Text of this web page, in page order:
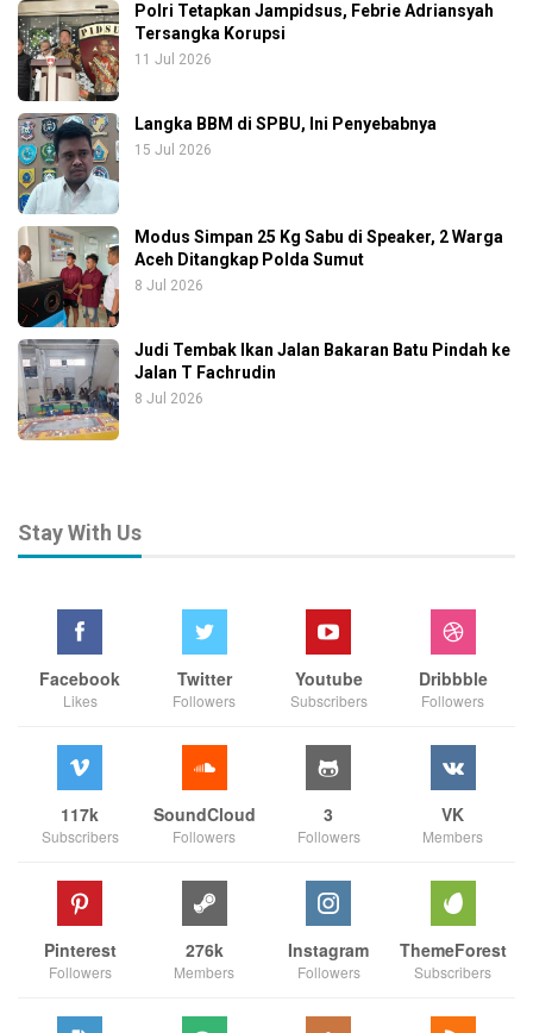
Polri Tetapkan Jampidsus, Febrie Adriansyah
Tersangka Korupsi
11 Jul 2026
Langka BBM di SPBU, Ini Penyebabnya
15 Jul 2026
Modus Simpan 25 Kg Sabu di Speaker, 2 Warga
Aceh Ditangkap Polda Sumut
8 Jul 2026
Judi Tembak Ikan Jalan Bakaran Batu Pindah ke
Jalan T Fachrudin
8 Jul 2026
Stay With Us
Facebook
Likes
Twitter
Followers
Youtube
Subscribers
Dribbble
Followers
117k
Subscribers
SoundCloud
Followers
3
Followers
VK
Members
Pinterest
Followers
276k
Members
Instagram
Followers
ThemeForest
Subscribers